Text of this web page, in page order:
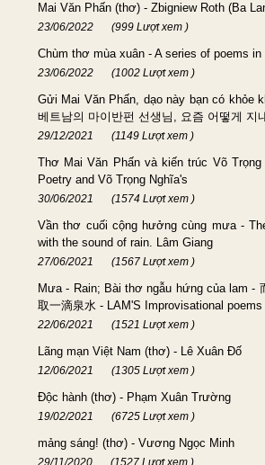
Mai Văn Phấn (thơ) - Zbigniew Roth (Ba
23/06/2022 (999 Lượt xem )
Chùm thơ mùa xuân - A series of poems in
23/06/2022 (1002 Lượt xem )
Gửi Mai Văn Phấn, dạo này bạn có khỏe
베트남의 마이반펀 선생님, 요즘 어떻게 지
29/12/2021 (1149 Lượt xem )
Thơ Mai Văn Phấn và kiến trúc Võ
Poetry and Võ Trọng Nghĩa's
30/06/2021 (1574 Lượt xem )
Vần thơ cuối cộng hưởng cùng mưa -
with the sound of rain. Lâm Giang
27/06/2021 (1567 Lượt xem )
Mưa - Rain; Bài thơ ngẫu hứng của lam -
取一滴泉水 - LAM'S Improvisational
22/06/2021 (1521 Lượt xem )
Lãng mạn Việt Nam (thơ) - Lê Xuân Đố
12/06/2021 (1305 Lượt xem )
Độc hành (thơ) - Phạm Xuân Trường
19/02/2021 (6725 Lượt xem )
mảng sáng! (thơ) - Vương Ngọc Minh